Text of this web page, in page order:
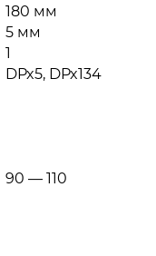
180 мм
5 мм
1
DPx5, DPx134
90 — 110